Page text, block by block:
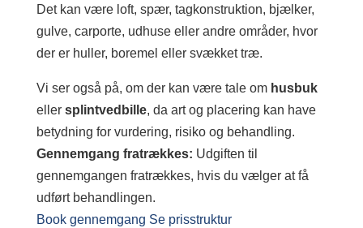
Det kan være loft, spær, tagkonstruktion, bjælker,
gulve, carporte, udhuse eller andre områder, hvor
der er huller, boremel eller svækket træ.
Vi ser også på, om der kan være tale om husbuk
eller splintvedbille, da art og placering kan have
betydning for vurdering, risiko og behandling.
Gennemgang fratrækkes: Udgiften til
gennemgangen fratrækkes, hvis du vælger at få
udført behandlingen.
Book gennemgang Se prisstruktur